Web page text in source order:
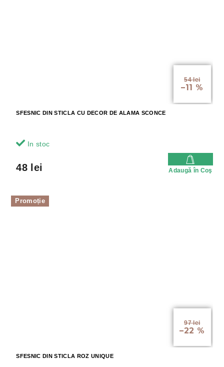
54 lei
–11 %
SFESNIC DIN STICLA CU DECOR DE ALAMA SCONCE
In stoc
48 lei Adaugă în Coş
Promoție
97 lei
–22 %
SFESNIC DIN STICLA ROZ UNIQUE